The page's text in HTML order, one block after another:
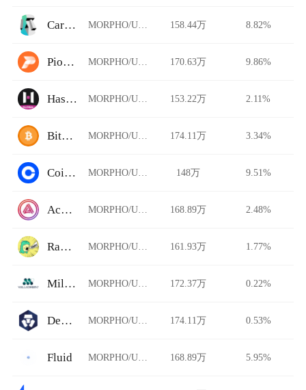
Carbon DeFi MORPHO/USDT 158.44万 8.82%
Pionex MORPHO/USDT 170.63万 9.86%
HashKey Global MORPHO/USDT 153.22万 2.11%
BitFlip MORPHO/USDT 174.11万 3.34%
Coinbase Pro MORPHO/USDT 148万 9.51%
Acala Swap MORPHO/USDT 168.89万 2.48%
Rawr Trade MORPHO/USDT 161.93万 1.77%
Millionero MORPHO/USDT 172.37万 0.22%
DeFi Swap MORPHO/USDT 174.11万 0.53%
Fluid MORPHO/USDT 168.89万 5.95%